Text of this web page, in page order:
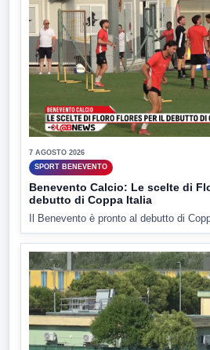
7 AGOSTO 2026
SPORT BENEVENTO
Benevento Calcio: Le scelte di
debutto di Coppa Italia
Il Benevento è pronto al debutto di